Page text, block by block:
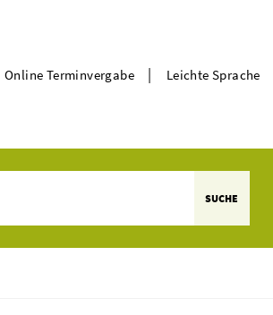
Online Terminvergabe | Leichte Sprache
SUCHE